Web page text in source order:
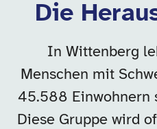
Die
In Wittenberg
Menschen mit
45.588 Einwohnern
Diese Gruppe wird